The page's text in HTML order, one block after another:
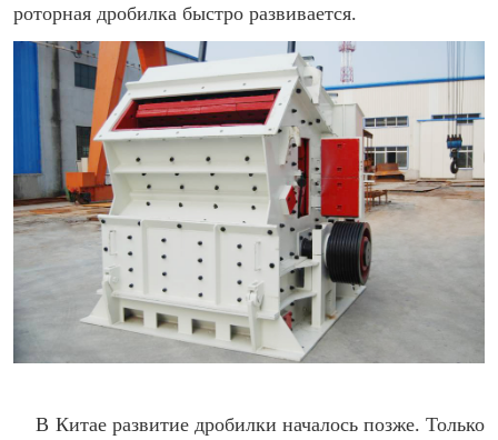
роторная дробилка быстро развивается.
В Китае развитие дробилки началось позже. Только